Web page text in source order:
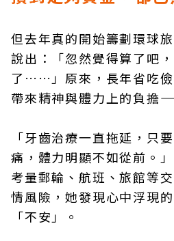
但去年真的開始籌劃環球
說出：「忽然覺得算了吧
了……」原來，長年省吃儉
帶來精神與體力上的負擔
「牙齒治療一直拖延，只
痛，體力明顯不如從前。
考量郵輪、航班、旅館等
情風險，她發現心中浮現
「不安」。